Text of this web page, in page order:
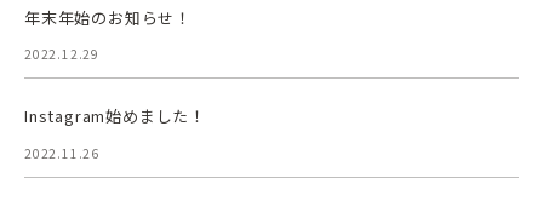
年末年始のお知らせ！
2022.12.29
Instagram始めました！
2022.11.26